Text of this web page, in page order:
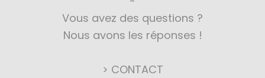
Vous avez des questions ?
Nous avons les réponses !
> CONTACT